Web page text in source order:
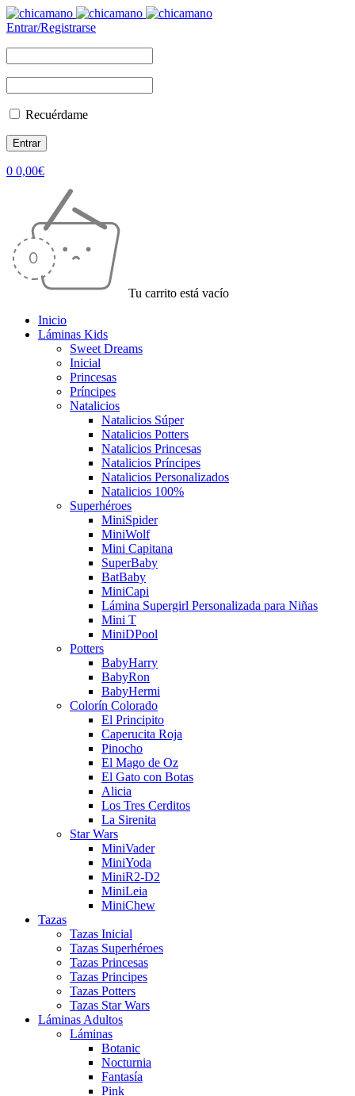
Entrar/Registrarse
Recuérdame
0 0,00€
Tu carrito está vacío
Inicio
Láminas Kids
Sweet Dreams
Inicial
Princesas
Príncipes
Natalicios
Natalicios Súper
Natalicios Potters
Natalicios Princesas
Natalicios Príncipes
Natalicios Personalizados
Natalicios 100%
Superhéroes
MiniSpider
MiniWolf
Mini Capitana
SuperBaby
BatBaby
MiniCapi
Lámina Supergirl Personalizada para Niñas
Mini T
MiniDPool
Potters
BabyHarry
BabyRon
BabyHermi
Colorín Colorado
El Principito
Caperucita Roja
Pinocho
El Mago de Oz
El Gato con Botas
Alicia
Los Tres Cerditos
La Sirenita
Star Wars
MiniVader
MiniYoda
MiniR2-D2
MiniLeia
MiniChew
Tazas
Tazas Inicial
Tazas Superhéroes
Tazas Princesas
Tazas Principes
Tazas Potters
Tazas Star Wars
Láminas Adultos
Láminas
Botanic
Nocturnia
Fantasía
Pink